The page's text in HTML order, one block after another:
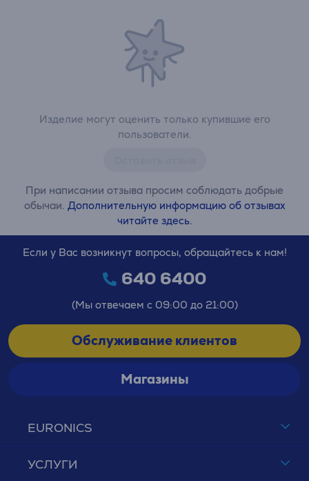
Изделие могут оценить только купившие его
пользователи.
При написании отзыва просим соблюдать добрые
обычаи. Дополнительную информацию об отзывах
читайте здесь.
EURONICS
УСЛУГИ
Если у Вас возникнут вопросы, обращайтесь к нам!
640 6400
(Мы отвечаем с 09:00 до 21:00)
Обслуживание клиентов
Магазины